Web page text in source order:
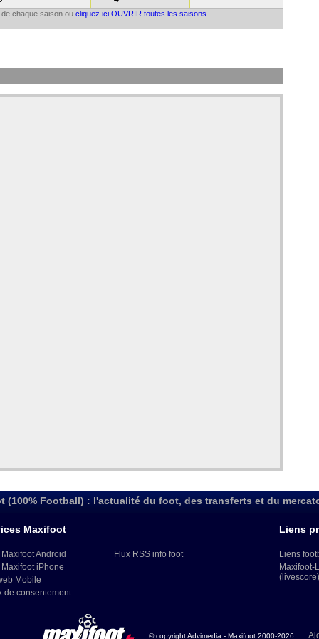
chaque saison ou cliquez ici OUVRIR toutes les saisons
(100% Football) : l'actualité du foot, des transferts et du
Maxifoot
Android
iPhone
Mobile
de consentement
Flux RSS info foot
Liens
Liens
Maxifoot-
(livescore)
© copyright Advimedia - Maxifoot 2000-2026